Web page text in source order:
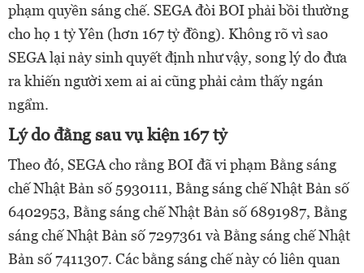
phạm quyền sáng chế. SEGA đòi BOI phải bồi thường
cho họ 1 tỷ Yên (hơn 167 tỷ đồng). Không rõ vì sao
SEGA lại nảy sinh quyết định như vậy, song lý do đưa
ra khiến người xem ai ai cũng phải cảm thấy ngán
ngẩm.
Lý do đằng sau vụ kiện 167 tỷ
Theo đó, SEGA cho rằng BOI đã vi phạm Bằng sáng
chế Nhật Bản số 5930111, Bằng sáng chế Nhật Bản số
6402953, Bằng sáng chế Nhật Bản số 6891987, Bằng
sáng chế Nhật Bản số 7297361 và Bằng sáng chế Nhật
Bản số 7411307. Các bằng sáng chế này có liên quan